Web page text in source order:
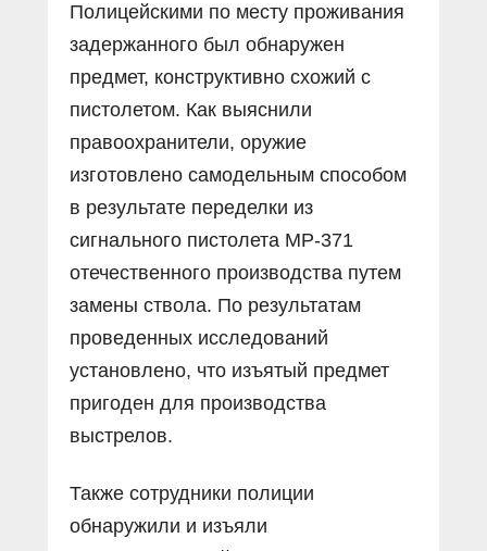
Полицейскими по месту проживания
задержанного был обнаружен
предмет, конструктивно схожий с
пистолетом. Как выяснили
правоохранители, оружие
изготовлено самодельным способом
в результате переделки из
сигнального пистолета МР-371
отечественного производства путем
замены ствола. По результатам
проведенных исследований
установлено, что изъятый предмет
пригоден для производства
выстрелов.
Также сотрудники полиции
обнаружили и изъяли